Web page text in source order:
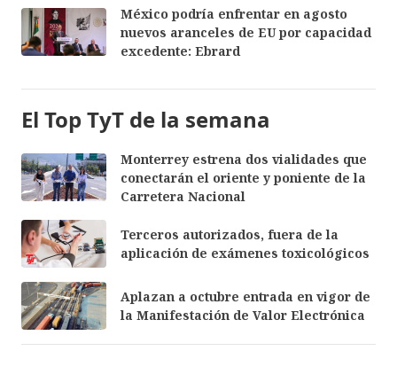
México podría enfrentar en agosto
nuevos aranceles de EU por capacidad
excedente: Ebrard
El Top TyT de la semana
Monterrey estrena dos vialidades que
conectarán el oriente y poniente de la
Carretera Nacional
Terceros autorizados, fuera de la
aplicación de exámenes toxicológicos
Aplazan a octubre entrada en vigor de
la Manifestación de Valor Electrónica